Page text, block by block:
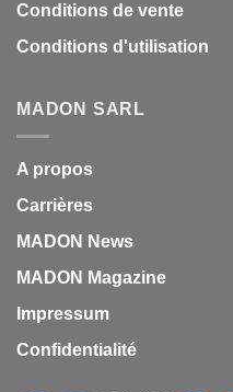
Conditions de vente
Conditions d'utilisation
MADON SARL
A propos
Carrières
MADON News
MADON Magazine
Impressum
Confidentialité